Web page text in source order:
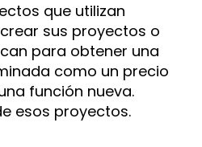
que utilizan
sus proyectos o
para obtener una
como un precio
función nueva.
esos proyectos.